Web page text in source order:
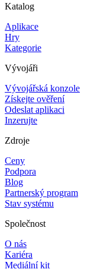
Katalog
Aplikace
Hry
Kategorie
Vývojáři
Vývojářská konzole
Získejte ověření
Odeslat aplikaci
Inzerujte
Zdroje
Ceny
Podpora
Blog
Partnerský program
Stav systému
Společnost
O nás
Kariéra
Mediální kit